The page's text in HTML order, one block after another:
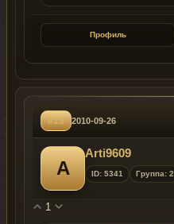
Профиль
#15 2010-09-26
A
Arti9609
ID: 5341 Группа: 2
1